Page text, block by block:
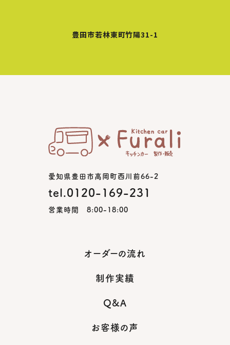
豊田市若林東町竹陽31-1
愛知県豊田市高岡町西川前66-2
tel.0120-169-231
営業時間 8:00-18:00
オーダーの流れ
制作実績
Q&A
お客様の声